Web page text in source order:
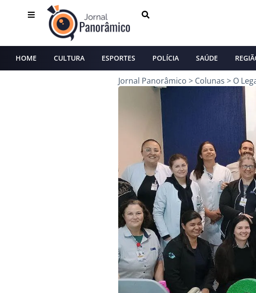
HOME CULTURA ESPORTES POLÍCIA SAÚDE
Jornal Panorâmico > Colunas > O